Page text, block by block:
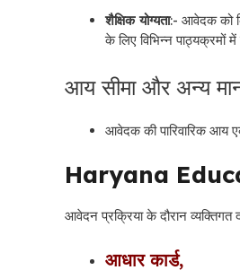
शैक्षिक योग्यता:- आवेदक को
के लिए विभिन्न पाठ्यक्रमों
आय सीमा और अन्य
आवेदक की पारिवारिक आय एक
Haryana
आवेदन प्रक्रिया के दौरान व्यक्तिगत
आधार कार्ड,